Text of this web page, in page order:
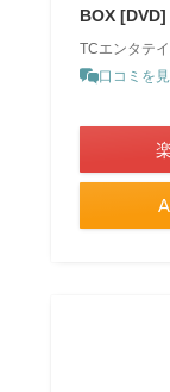
BOX [DVD]
TCエンタテ
口コミを